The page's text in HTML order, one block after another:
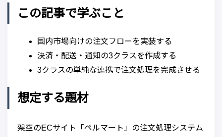
この記事で学ぶこと
国内市場向けの注文フローを実装する
決済・配送・通知の3クラスを作成する
3クラスの単純な連携で注文処理を完成させる
想定する題材
架空のECサイト「ペルマート」の注文処理システム